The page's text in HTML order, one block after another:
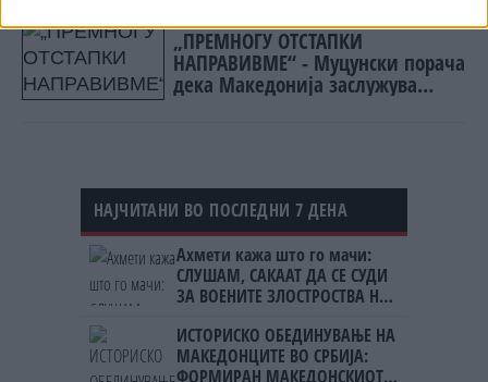
„ПРЕМНОГУ ОТСТАПКИ
НАПРАВИВМЕ“ - Муцунски порача
дека Македонија заслужува
НАЈЧИТАНИ ВО ПОСЛЕДНИ 7 ДЕНА
Ахмети кажа што го мачи:
СЛУШАМ, САКААТ ДА СЕ СУДИ
ЗА ВОЕНИТЕ ЗЛОСТРОСТВА НА
ИСТОРИСКО ОБЕДИНУВАЊЕ НА
МАКЕДОНЦИТЕ ВО СРБИЈА:
ФОРМИРАН МАКЕДОНСКИОТ